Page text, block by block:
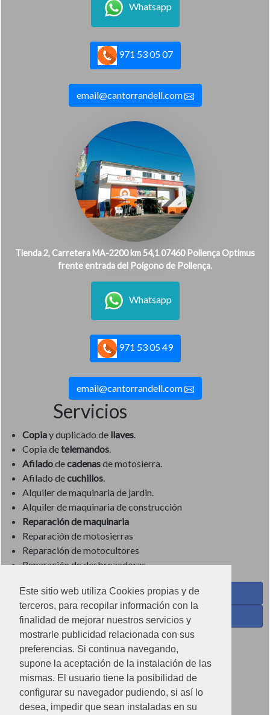
Este sitio web utiliza Cookies propias y de
terceros, para recopilar información con la
finalidad de mejorar nuestros servicios y
mostrarle publicidad relacionada con sus
preferencias. Si continua navegando,
supone la aceptación de la instalación de las
mismas. El usuario tiene la posibilidad de
configurar su navegador pudiendo, si así lo
desea, impedir que sean instaladas en su
Whatsapp
971 53 05 07
email@cantorrandell.com
Tienda 2, Carretera MA-2200 km 54,1 07460 Pollença Optimus
frente entrada del Poígono de Pollença.
Whatsapp
971 53 05 49
email@cantorrandell.com
Servicios
Copiay duplicado de llaves.
Copia detelemandos.
Afiladodecadenasde motosierra.
Afilado decuchillos.
Alquiler de maquinaria de jardin.
Alquiler de maquinaria de construcción
Reparación de maquinaria
Reparación de motosierras
Reparación de motocultores
Reparación de desbrozadoras
Coses de Cuina - Menaje y hogar en Facebook
Ferreteria Torrandell en Facebook
Coses de Cuina en Instagram
Condiciones de uso
Poítica de redes sociales
Política de cookies